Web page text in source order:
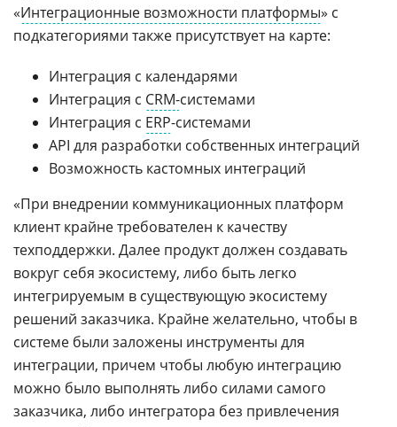
«Интеграционные возможности платформы» с
подкатегориями также присутствует на карте:
Интеграция с календарями
Интеграция с CRM-системами
Интеграция с ERP-системами
API для разработки собственных интеграций
Возможность кастомных интеграций
«При внедрении коммуникационных платформ
клиент крайне требователен к качеству
техподдержки. Далее продукт должен создавать
вокруг себя экосистему, либо быть легко
интегрируемым в существующую экосистему
решений заказчика. Крайне желательно, чтобы в
системе были заложены инструменты для
интеграции, причем чтобы любую интеграцию
можно было выполнять либо силами самого
заказчика, либо интегратора без привлечения